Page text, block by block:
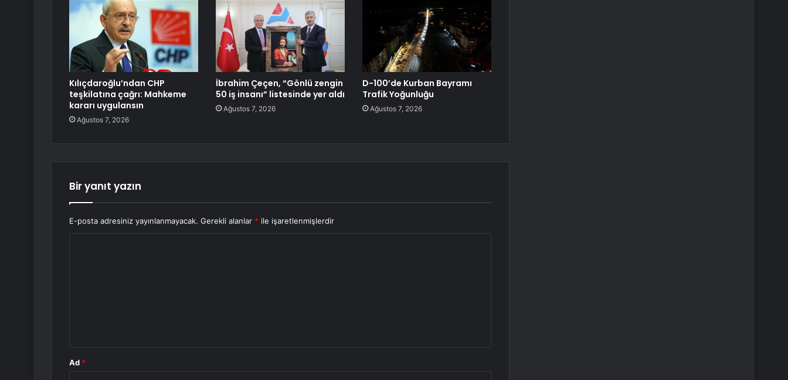
Kılıçdaroğlu’ndan CHP
teşkilatına çağrı: Mahkeme
kararı uygulansın
Ağustos 7, 2026
İbrahim Çeçen, “Gönlü zengin
50 iş insanı” listesinde yer aldı
Ağustos 7, 2026
D-100’de Kurban Bayramı
Trafik Yoğunluğu
Ağustos 7, 2026
Bir yanıt yazın
E-posta adresiniz yayınlanmayacak. Gerekli alanlar * ile işaretlenmişlerdir
Ad *